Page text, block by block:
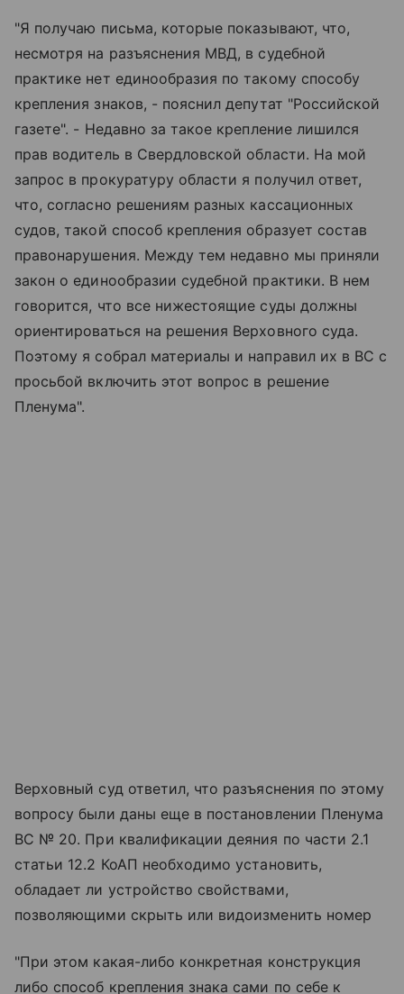
"Я получаю письма, которые показывают, что,
несмотря на разъяснения МВД, в судебной
практике нет единообразия по такому способу
крепления знаков, - пояснил депутат "Российской
газете". - Недавно за такое крепление лишился
прав водитель в Свердловской области. На мой
запрос в прокуратуру области я получил ответ,
что, согласно решениям разных кассационных
судов, такой способ крепления образует состав
правонарушения. Между тем недавно мы приняли
закон о единообразии судебной практики. В нем
говорится, что все нижестоящие суды должны
ориентироваться на решения Верховного суда.
Поэтому я собрал материалы и направил их в ВС с
просьбой включить этот вопрос в решение
Пленума".
Верховный суд ответил, что разъяснения по этому
вопросу были даны еще в постановлении Пленума
ВС № 20. При квалификации деяния по части 2.1
статьи 12.2 КоАП необходимо установить,
обладает ли устройство свойствами,
позволяющими скрыть или видоизменить номер
"При этом какая-либо конкретная конструкция
либо способ крепления знака сами по себе к